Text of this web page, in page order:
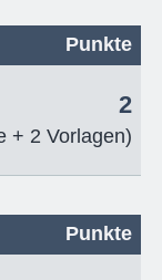
Punkte
2
+ 2 Vorlagen)
Punkte